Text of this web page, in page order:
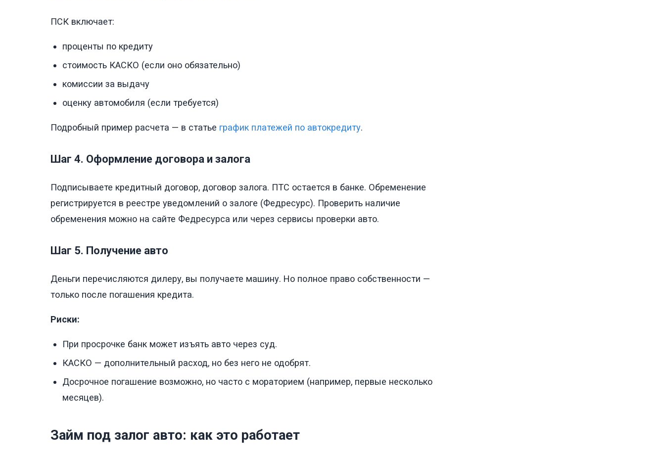
ПСК включает:
проценты по кредиту
стоимость КАСКО (если оно обязательно)
комиссии за выдачу
оценку автомобиля (если требуется)
Подробный пример расчета — в статье график платежей по автокредиту.
Шаг 4. Оформление договора и залога
Подписываете кредитный договор, договор залога. ПТС остается в банке. Обременение
регистрируется в реестре уведомлений о залоге (Федресурс). Проверить наличие
обременения можно на сайте Федресурса или через сервисы проверки авто.
Шаг 5. Получение авто
Деньги перечисляются дилеру, вы получаете машину. Но полное право собственности —
только после погашения кредита.
Риски:
При просрочке банк может изъять авто через суд.
КАСКО — дополнительный расход, но без него не одобрят.
Досрочное погашение возможно, но часто с мораторием (например, первые несколько
месяцев).
Займ под залог авто: как это работает